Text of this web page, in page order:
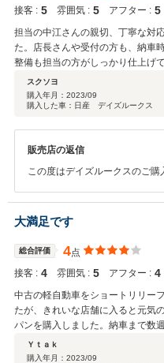
接客 : 5 雰囲気 : 5 アフター : 5
担当の中江さんの親切、丁寧な対
た。店長さんや受付の方も、納車
整備も担当の方がしっかり仕上げ
ございました。
スクソヨ
購入年月： 2023/09
購入した車：日産 デイズルークス
販売店の返信
この度はデイズルークスのご
きますので、これからもどう
大満足です
総合評価 4点
接客 : 4 雰囲気 : 5 アフター : 4
中古の軽自動車をショートリリー
たが、きれいな店舗に入ると元気
パンを購入しました。納車まで数
くれました。大満足です。
Ｙｔａｋ
購入年月： 2023/09